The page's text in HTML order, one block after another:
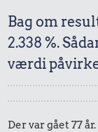
Bag om
2.338 %.
værdi
Der var gået 77